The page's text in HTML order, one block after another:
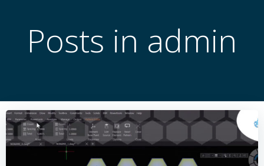
Posts in admin